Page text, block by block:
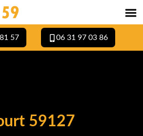
57 06 31 97 03 86
59127